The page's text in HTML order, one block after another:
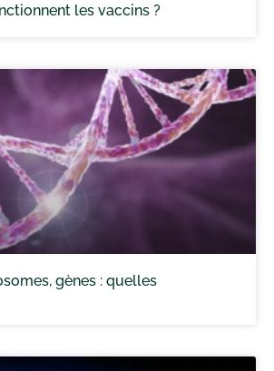
les vaccins ?
gènes : quelles